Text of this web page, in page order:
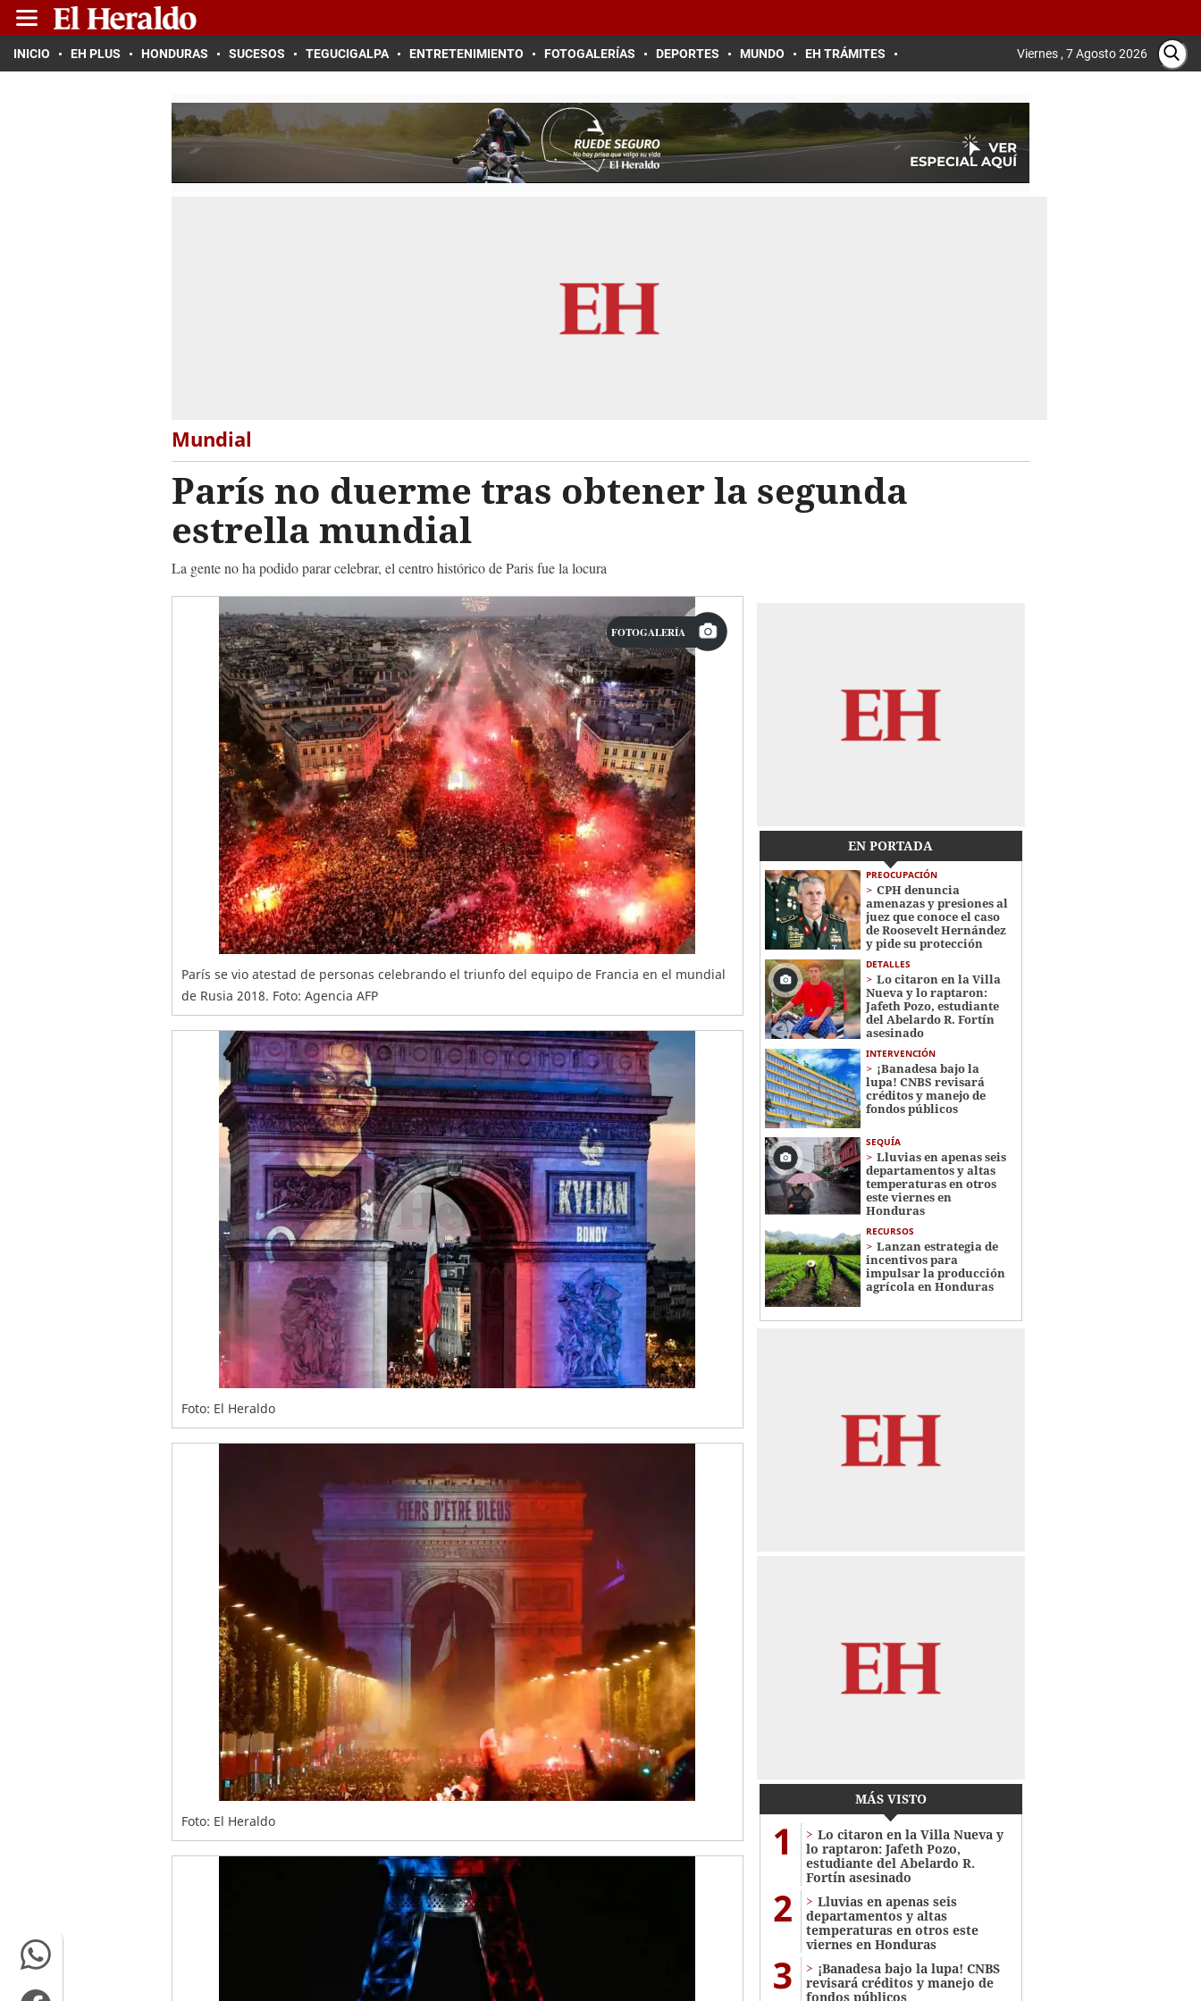
INICIO EH PLUS HONDURAS SUCESOS TEGUCIGALPA ENTRETENIMIENTO FOTOGALERÍAS DEPORTES MUNDO EH TRÁMITES Viernes , 7 Agosto 2026
Mundial
París no duerme tras obtener la segunda
estrella mundial
La gente no ha podido parar celebrar, el centro histórico de Paris fue la locura
FOTOGALERÍA
París se vio atestad de personas celebrando el triunfo del equipo de Francia en el mundial
de Rusia 2018. Foto: Agencia AFP
Foto: El Heraldo
Foto: El Heraldo
EN PORTADA
PREOCUPACIÓN
CPH denuncia
amenazas y presiones al
juez que conoce el caso
de Roosevelt Hernández
y pide su protección
DETALLES
Lo citaron en la Villa
Nueva y lo raptaron:
Jafeth Pozo, estudiante
del Abelardo R. Fortín
asesinado
INTERVENCIÓN
¡Banadesa bajo la
lupa! CNBS revisará
créditos y manejo de
fondos públicos
SEQUÍA
Lluvias en apenas seis
departamentos y altas
temperaturas en otros
este viernes en
Honduras
RECURSOS
Lanzan estrategia de
incentivos para
impulsar la producción
agrícola en Honduras
MÁS VISTO
1
Lo citaron en la Villa Nueva y
lo raptaron: Jafeth Pozo,
estudiante del Abelardo R.
Fortín asesinado
2
Lluvias en apenas seis
departamentos y altas
temperaturas en otros este
viernes en Honduras
3
¡Banadesa bajo la lupa! CNBS
revisará créditos y manejo de
fondos públicos